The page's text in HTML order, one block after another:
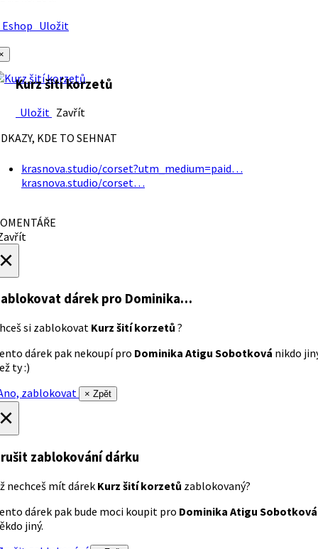
Uložit
Kurz šití korzetů
Uložit Zavřít
KDE TO SEHNAT
krasnova.studio/corset?utm_medium=paid…
krasnova.studio/corset…
dárek pro Dominika…
si zablokovat Kurz šití korzetů ?
dárek pak nekoupí pro Dominika Atigu Sobotková nikdo
ty :)
zablokovat
× Zpět
zablokování dárku
nechceš mít dárek Kurz šití korzetů zablokovaný?
dárek pak bude moci koupit pro Dominika Atigu Sobotková
jiný.